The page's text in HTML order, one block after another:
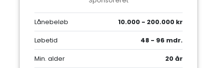
Lånebeløb
10.000 - 200.000 kr
Løbetid
48 - 96 mdr.
Min. alder
20 år